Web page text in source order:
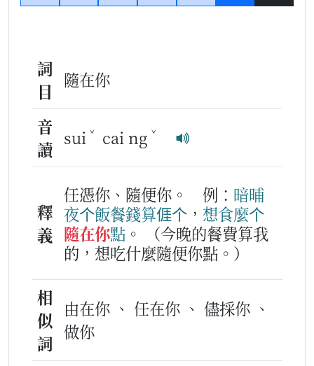
詞
目
隨在你
音
讀
sui ˇ cai ng ˇ
釋
義
任憑你、隨便你。 例： 暗晡
夜个飯餐錢算𠊎个 ， 想食麼个
隨在你點 。
（今晚的餐費算我
的，想吃什麼隨便你點。）
相
似
詞
由在你 、 任在你 、 儘採你 、
做你